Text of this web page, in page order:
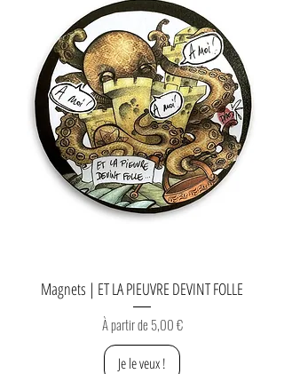
Magnets | ET LA PIEUVRE DEVINT FOLLE
À partir de 5,00 €
Prix promotionnel
Je le veux !